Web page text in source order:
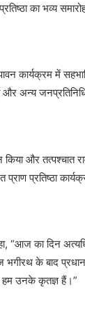
का भव्य
कार्यक्रम में
और अन्य
और तत्पश्चात
प्रतिष्ठा
“आज का दिन
के बाद
हम उनके कृतज्ञ हैं।”